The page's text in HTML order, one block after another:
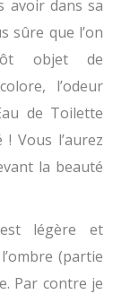
avoir dans sa
sûre que l’on
objet de
l’odeur
de Toilette
Vous l’aurez
la beauté
légère et
(partie
Par contre je